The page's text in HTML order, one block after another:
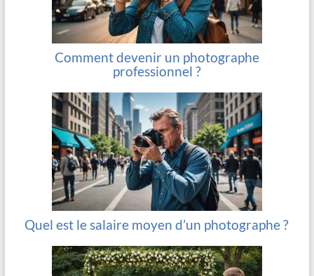
Comment devenir un photographe
professionnel ?
Quel est le salaire moyen d’un photographe ?